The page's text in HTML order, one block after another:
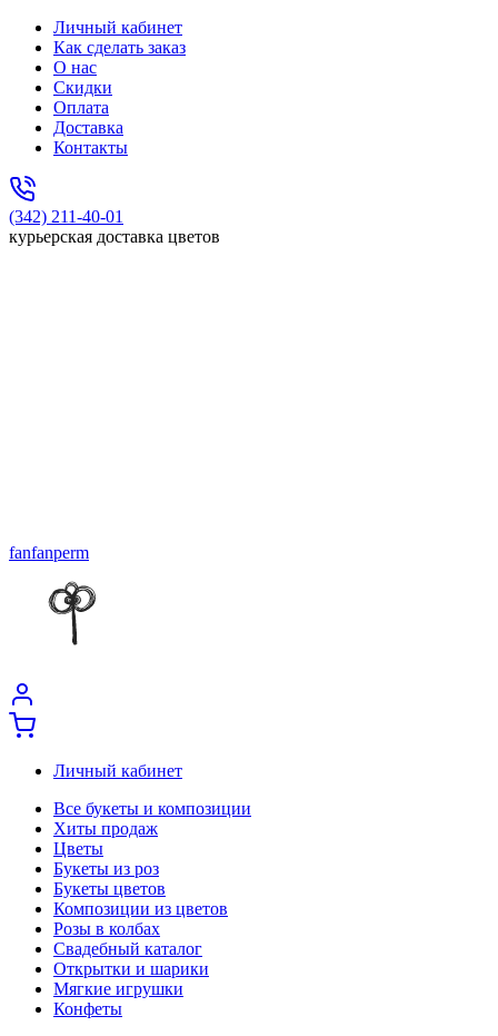
Личный кабинет
Как сделать заказ
О нас
Скидки
Оплата
Доставка
Контакты
(342) 211-40-01
курьерская доставка цветов
fanfanperm
Личный кабинет
Все букеты и композиции
Хиты продаж
Цветы
Букеты из роз
Букеты цветов
Композиции из цветов
Розы в колбах
Свадебный каталог
Открытки и шарики
Мягкие игрушки
Конфеты